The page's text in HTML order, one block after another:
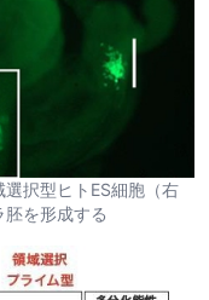
択型ヒトES細胞（右
を形成する